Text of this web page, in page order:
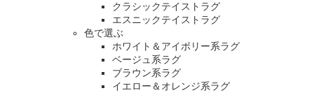
クラシックテイストラグ
エスニックテイストラグ
色で選ぶ
ホワイト＆アイボリー系ラグ
ベージュ系ラグ
ブラウン系ラグ
イエロー＆オレンジ系ラグ